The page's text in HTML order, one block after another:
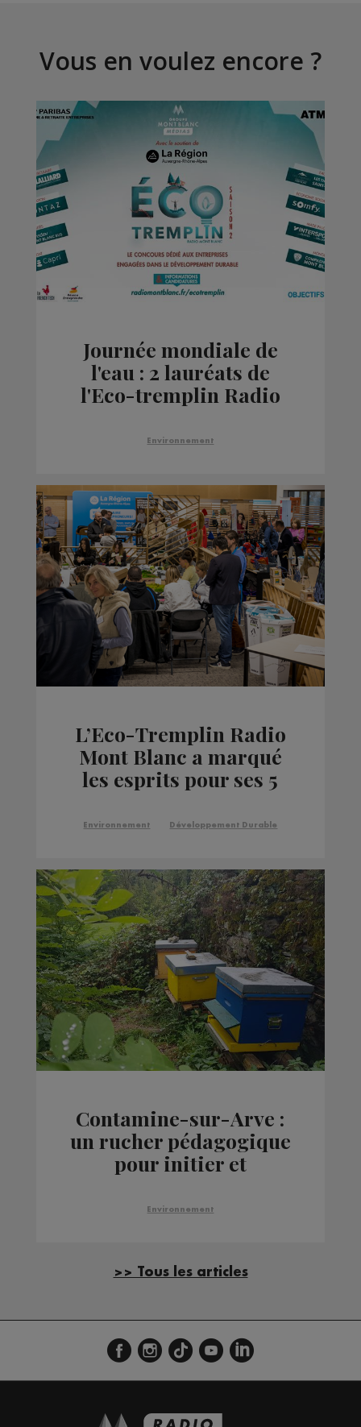
Vous en voulez encore ?
Journée mondiale de
l'eau : 2 lauréats de
l'Eco-tremplin Radio
pour la préservation de
Environnement
L’Eco-Tremplin Radio
Mont Blanc a marqué
les esprits pour ses 5
Environnement Développement Durable
Contamine-sur-Arve :
un rucher pédagogique
pour initier et
Environnement
>> Tous les articles